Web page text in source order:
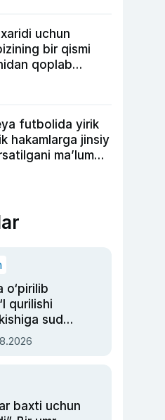
uchun
bir qismi
qoplab
futbolida yirik
hakamlarga jinsiy
ma’lum
o‘pirilib
qurilishi
sud
baxti uchun